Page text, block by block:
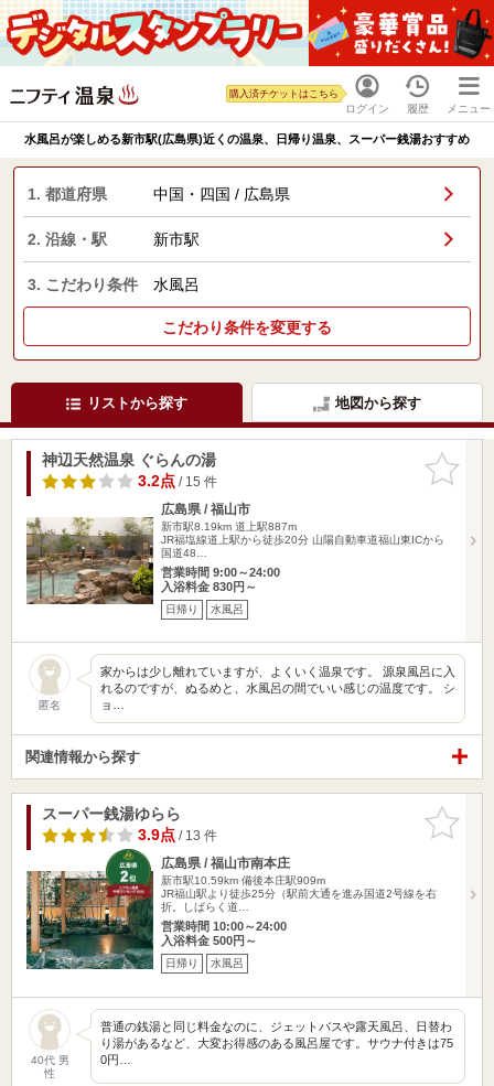
ログイン
購入済チケットはこちら
履歴 メニュー
水風呂が楽しめる新市駅(広島県)近くの温泉、日帰り温泉、スーパー銭湯おすすめ
1. 都道府県 中国・四国 / 広島県
2. 沿線・駅 新市駅
3. こだわり条件 水風呂
こだわり条件を変更する
リストから探す 地図から探す
お気に入
りに追加
神辺天然温泉 ぐらんの湯
3.2点/ 15 件
広島県 / 福山市
新市駅8.19km 道上駅887m
JR福塩線道上駅から徒歩20分 山陽自動車道福山東ICから
国道48…
営業時間 9:00～24:00
入浴料金 830円～
日帰り 水風呂
匿名
家からは少し離れていますが、よくいく温泉です。 源泉風呂に入
れるのですが、ぬるめと、水風呂の間でいい感じの温度です。 シ
ョ…
関連情報から探す
お気に入
りに追加
スーパー銭湯ゆらら
3.9点/ 13 件
広島県 / 福山市南本庄
新市駅10.59km 備後本庄駅909m
JR福山駅より徒歩25分（駅前大通を進み国道2号線を右
折。しばらく道…
営業時間 10:00～24:00
入浴料金 500円～
日帰り 水風呂
40代 男
性
普通の銭湯と同じ料金なのに、ジェットバスや露天風呂、日替わ
り湯があるなど、大変お得感のある風呂屋です。サウナ付きは75
0円…